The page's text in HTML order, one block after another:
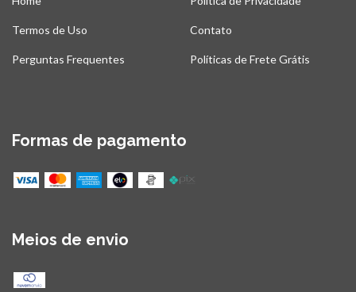
Termos de Uso Contato
Perguntas Frequentes Políticas de Frete Grátis
Formas de pagamento
Meios de envio